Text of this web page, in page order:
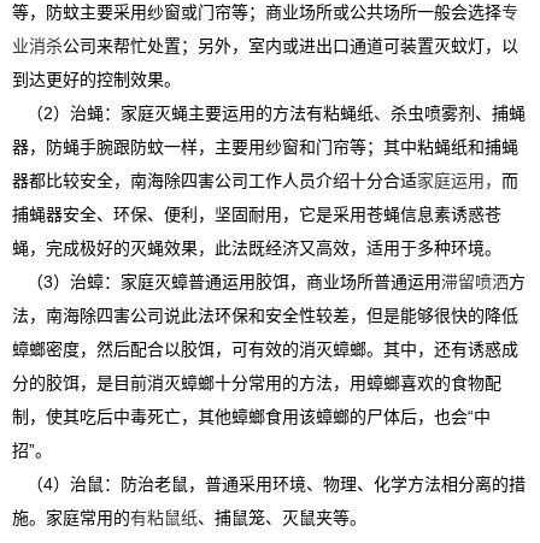
等，防蚊主要采用纱窗或门帘等；商业场所或公共场所一般会选择专
业消杀公司来帮忙处置；另外，室内或进出口通道可装置灭蚊灯，以
到达更好的控制效果。
（2）治蝇：家庭灭蝇主要运用的方法有粘蝇纸、杀虫喷雾剂、捕蝇
器，防蝇手腕跟防蚊一样，主要用纱窗和门帘等；其中粘蝇纸和捕蝇
器都比较安全，南海除四害公司工作人员介绍十分合适家庭运用， 而
捕蝇器安全、环保、便利，坚固耐用，它是采用苍蝇信息素诱惑苍
蝇，完成极好的灭蝇效果，此法既经济又高效，适用于多种环境。
（3）治蟑：家庭灭蟑普通运用胶饵，商业场所普通运用滞留喷洒方
法，南海除四害公司说此法环保和安全性较差，但是能够很快的降低
蟑螂密度，然后配合以胶饵，可有效的消灭蟑螂。其中，还有诱惑成
分的胶饵，是目前消灭蟑螂十分常用的方法，用蟑螂喜欢的食物配
制，使其吃后中毒死亡，其他蟑螂食用该蟑螂的尸体后，也会“中
招”。
（4）治鼠：防治老鼠，普通采用环境、物理、化学方法相分离的措
施。家庭常用的有粘鼠纸、捕鼠笼、灭鼠夹等。